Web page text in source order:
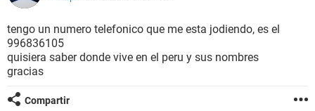
tengo un numero telefonico que me esta jodiendo, es el
996836105
quisiera saber donde vive en el peru y sus nombres
gracias
Compartir